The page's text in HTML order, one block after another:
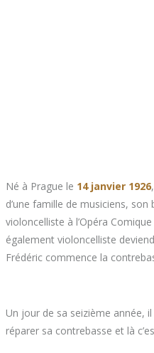
Né à Prague le 14 janvier 1926
d’une famille de musiciens,
violoncelliste à l’Opéra
également violoncelliste
Frédéric commence la
Un jour de sa seizième année,
réparer sa contrebasse et là